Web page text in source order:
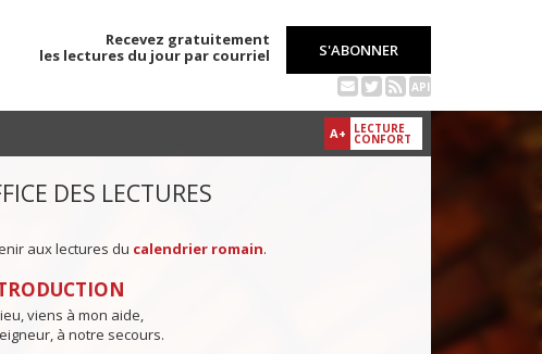
Recevez gratuitement
les lectures du jour par courriel
S'ABONNER
API
A+ LECTURE
CONFORT
DES LECTURES
aux lectures du calendrier romain.
viens à mon aide,
à notre secours.